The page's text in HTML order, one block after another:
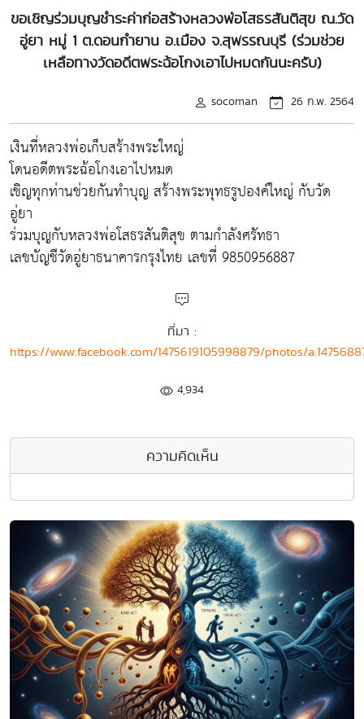
ขอเชิญร่วมบุญชำระค่าก่อสร้างหลวงพ่อโสธรสันติสุข ณ.วัด
อู่ยา หมู่ 1 ต.ดอนกำยาน อ.เมือง จ.สุพรรณบุรี (ร่วมช่วย
เหลือทางวัดอดีตพระฉ้อโกงเอาไปหมดกันนะครับ)
socoman 26 ก.พ. 2564
เงินที่หลวงพ่อเก็บสร้างพระใหญ่
โดนอดีตพระฉ้อโกงเอาไปหมด
เชิญทุกท่านช่วยกันทำบุญ สร้างพระพุทธรูปองค์ใหญ่ กับวัด
อู่ยา
ร่วมบุญกับหลวงพ่อโสธรสันติสุข ตามกำลังศรัทธา
เลขบัญชีวัดอู่ยาธนาคารกรุงไทย เลขที่ 9850956887
ที่มา :
https://www.facebook.com/1475619105998879/photos/
4,934
ความคิดเห็น